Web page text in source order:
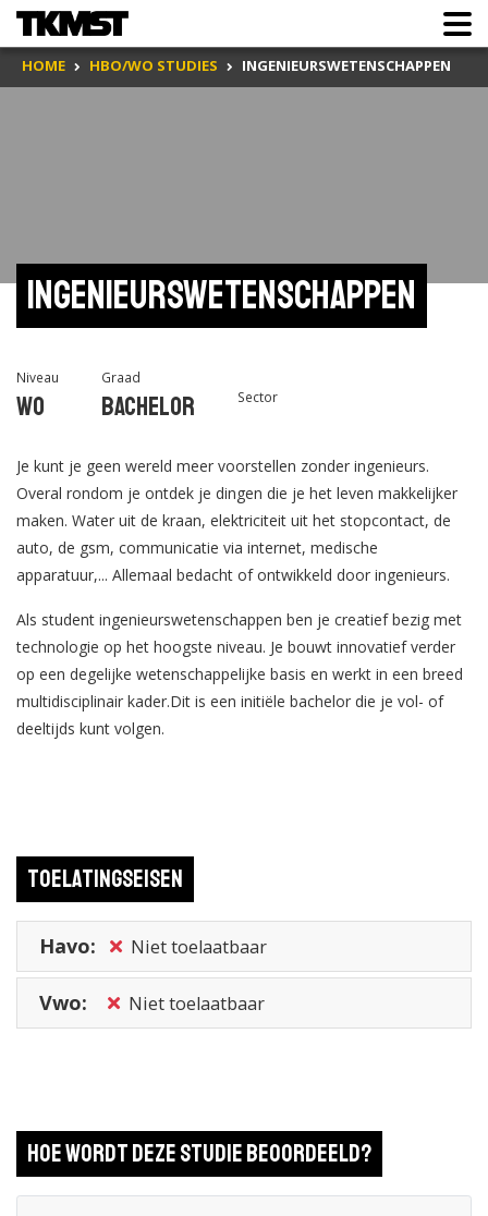
HOME HBO/WO STUDIES INGENIEURSWETENSCHAPPEN
Ingenieurswetenschappen
Niveau
Wo
Graad
Bachelor Sector
Je kunt je geen wereld meer voorstellen zonder ingenieurs.
Overal rondom je ontdek je dingen die je het leven makkelijker
maken. Water uit de kraan, elektriciteit uit het stopcontact, de
auto, de gsm, communicatie via internet, medische
apparatuur,... Allemaal bedacht of ontwikkeld door ingenieurs.
Als student ingenieurswetenschappen ben je creatief bezig met
technologie op het hoogste niveau. Je bouwt innovatief verder
op een degelijke wetenschappelijke basis en werkt in een breed
multidisciplinair kader.Dit is een initiële bachelor die je vol- of
deeltijds kunt volgen.
Toelatingseisen
Havo: Niet toelaatbaar
Vwo: Niet toelaatbaar
Hoe wordt deze studie beoordeeld?